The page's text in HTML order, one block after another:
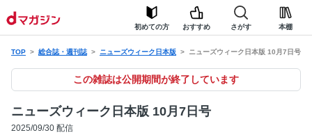
初めての方 おすすめ さがす 本棚
TOP 総合誌・週刊誌 ニューズウィーク日本版 ニューズウィーク日本版 10月7日号
この雑誌は公開期間が終了しています
ニューズウィーク日本版 10月7日号
2025/09/30 配信